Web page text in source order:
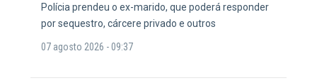
Polícia prendeu o ex-marido, que poderá responder
por sequestro, cárcere privado e outros
07 agosto 2026 - 09:37